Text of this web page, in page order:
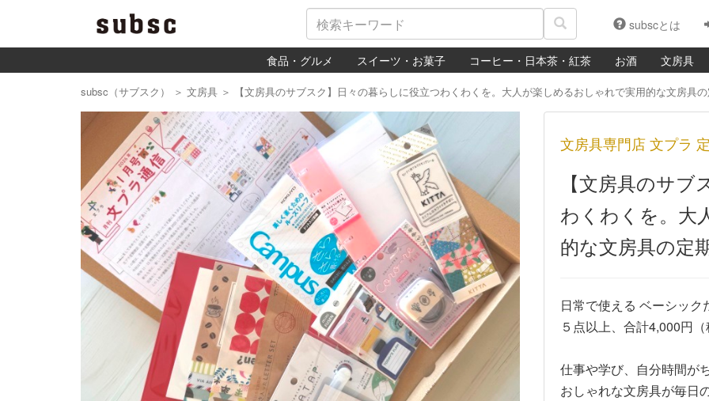
subscとは
食品・グルメ スイーツ・お菓子 コーヒー・日本茶・紅茶 お酒 文房具
subsc（サブスク） ＞ 文房具 ＞ 【文房具のサブスク】日々の暮らしに役立つわくわくを。大人が楽しめるおしゃれで実用的な文房具
Previous
文房具専門店 文プラ
【文房具のサ
わくわくを。大
的な文房具の定
日常で使える ベーシック
５点以上、合計4,000円
仕事や学び、自分時間が
おしゃれな文房具が毎日